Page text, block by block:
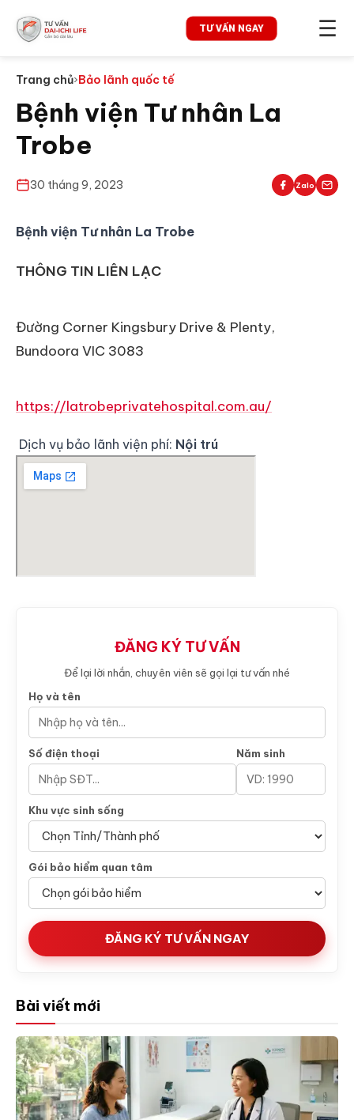
TƯ VẤN NGAY ☰
Trang chủ›Bảo lãnh quốc tế
Bệnh viện Tư nhân La
Trobe
30 tháng 9, 2023 Zalo
Bệnh viện Tư nhân La Trobe
THÔNG TIN LIÊN LẠC
Đường Corner Kingsbury Drive & Plenty,
Bundoora VIC 3083
https://latrobeprivatehospital.com.au/
Dịch vụ bảo lãnh viện phí: Nội trú
ĐĂNG KÝ TƯ VẤN
Để lại lời nhắn, chuyên viên sẽ gọi lại tư vấn nhé
Họ và tên
Số điện thoại Năm sinh
Khu vực sinh sống
Gói bảo hiểm quan tâm
ĐĂNG KÝ TƯ VẤN NGAY
Bài viết mới